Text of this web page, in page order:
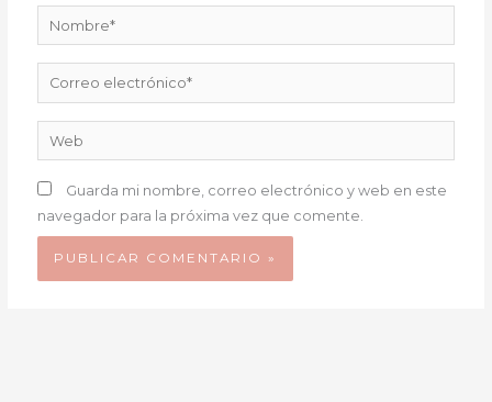
Nombre*
Correo
electrónico*
Guarda mi nombre, correo electrónico y web en este
navegador para la próxima vez que comente.